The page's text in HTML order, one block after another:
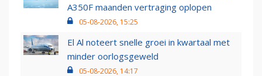
A350F maanden vertraging oplopen
05-08-2026, 15:25
El Al noteert snelle groei in kwartaal met
minder oorlogsgeweld
05-08-2026, 14:17